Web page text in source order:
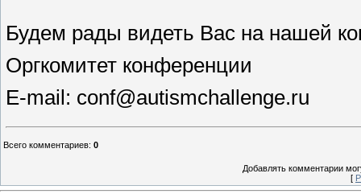
Будем рады видеть Вас на нашей
Оргкомитет конференции
E-mail: conf@autismchallenge.ru
Всего комментариев: 0
Добавлять комментарии
[